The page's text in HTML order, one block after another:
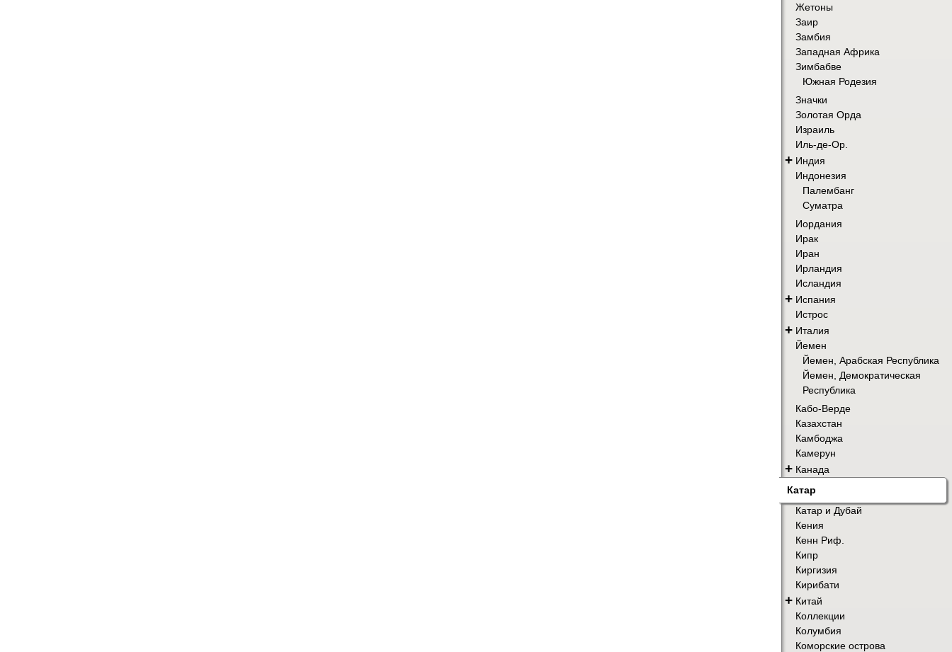
Жетоны
Заир
Замбия
Западная Африка
Зимбабве
Южная Родезия
Значки
Золотая Орда
Израиль
Иль-де-Ор.
+ Индия
Индонезия
Палембанг
Суматра
Иордания
Ирак
Иран
Ирландия
Исландия
+ Испания
Истрос
+ Италия
Йемен
Йемен, Арабская Республика
Йемен, Демократическая
Республика
Кабо-Верде
Казахстан
Камбоджа
Камерун
+ Канада
Катар
Катар и Дубай
Кения
Кенн Риф.
Кипр
Киргизия
Кирибати
+ Китай
Коллекции
Колумбия
Коморские острова